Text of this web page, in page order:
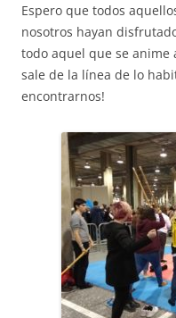
Espero que todos
nosotros hayan
todo aquel que se
sale de la línea de lo
encontrarnos!